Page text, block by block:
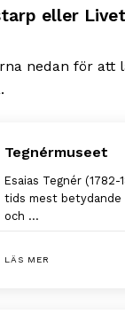
eller
nedan för att
Tegnérmuseet
Esaias Tegnér (1782-
tids mest betydande
och ...
LÄS MER